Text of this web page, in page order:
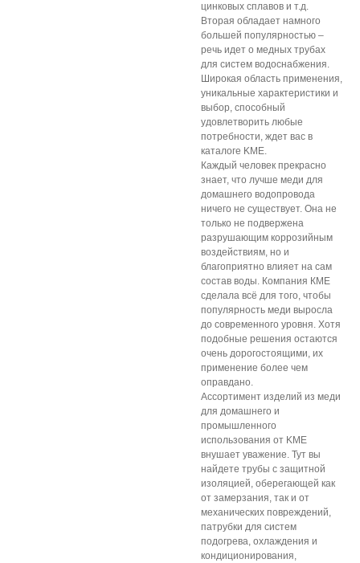
цинковых сплавов и т.д.
Вторая обладает намного
большей популярностью –
речь идет о медных трубах
для систем водоснабжения.
Широкая область применения,
уникальные характеристики и
выбор, способный
удовлетворить любые
потребности, ждет вас в
каталоге KME.
Каждый человек прекрасно
знает, что лучше меди для
домашнего водопровода
ничего не существует. Она не
только не подвержена
разрушающим коррозийным
воздействиям, но и
благоприятно влияет на сам
состав воды. Компания КМЕ
сделала всё для того, чтобы
популярность меди выросла
до современного уровня. Хотя
подобные решения остаются
очень дорогостоящими, их
применение более чем
оправдано.
Ассортимент изделий из меди
для домашнего и
промышленного
использования от KME
внушает уважение. Тут вы
найдете трубы с защитной
изоляцией, оберегающей как
от замерзания, так и от
механических повреждений,
патрубки для систем
подогрева, охлаждения и
кондиционирования,